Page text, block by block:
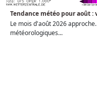
Tendance météo pour août :
Le mois d'août 2026
météorologiques...